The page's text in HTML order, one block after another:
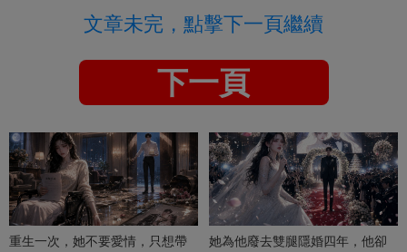
文章未完，點擊下一頁繼續
下一頁
重生一次，她不要愛情，只想帶
她為他廢去雙腿隱婚四年，他卻